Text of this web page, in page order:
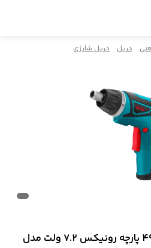
دریل دریل شارژی
کیت پیچ‌گوشتی شارژی ۴۹ پارچه رونیکس ۷.۲ ولت مدل